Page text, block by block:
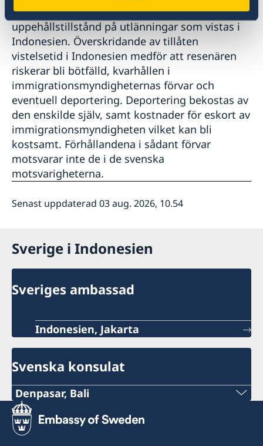
mellanrum kontroller av viseringar och
uppehållstillstånd på utlänningar som vistas i
Indonesien. Överskridande av tillåten
vistelsetid i Indonesien medför att resenären
riskerar bli bötfälld, kvarhållen i
immigrationsmyndigheternas förvar och
eventuell deportering. Deportering bekostas av
den enskilde själv, samt kostnader för eskort av
immigrationsmyndigheten vilket kan bli
kostsamt. Förhållandena i sådant förvar
motsvarar inte de i de svenska
motsvarigheterna.
Senast uppdaterad 03 aug. 2026, 10.54
Sverige i Indonesien
Sveriges ambassad
Indonesien, Jakarta
Svenska konsulat
Denpasar, Bali
Telefon:
+62-361-282 223